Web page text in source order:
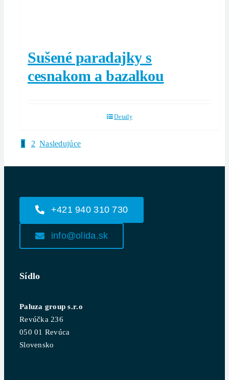
Sušené paradajky s
cesnakom a bazalkou
Detaily
1 2 Nasledujúce
+421 940 310 730
info@olida.sk
Sídlo
Paluza group s.r.o
Revúčka 236
050 01 Revúca
Slovensko